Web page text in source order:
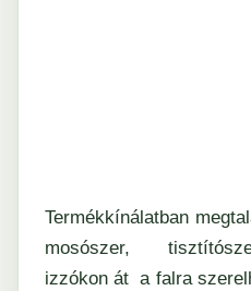
Termékkínálatban
mosószer,
izzókon át a falra